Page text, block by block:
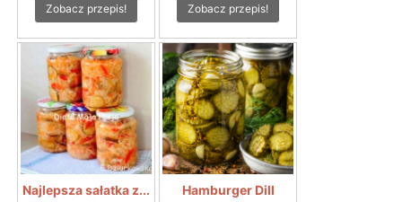
Zobacz przepis!
Zobacz przepis!
Najlepsza sałatka z...
Hamburger Dill